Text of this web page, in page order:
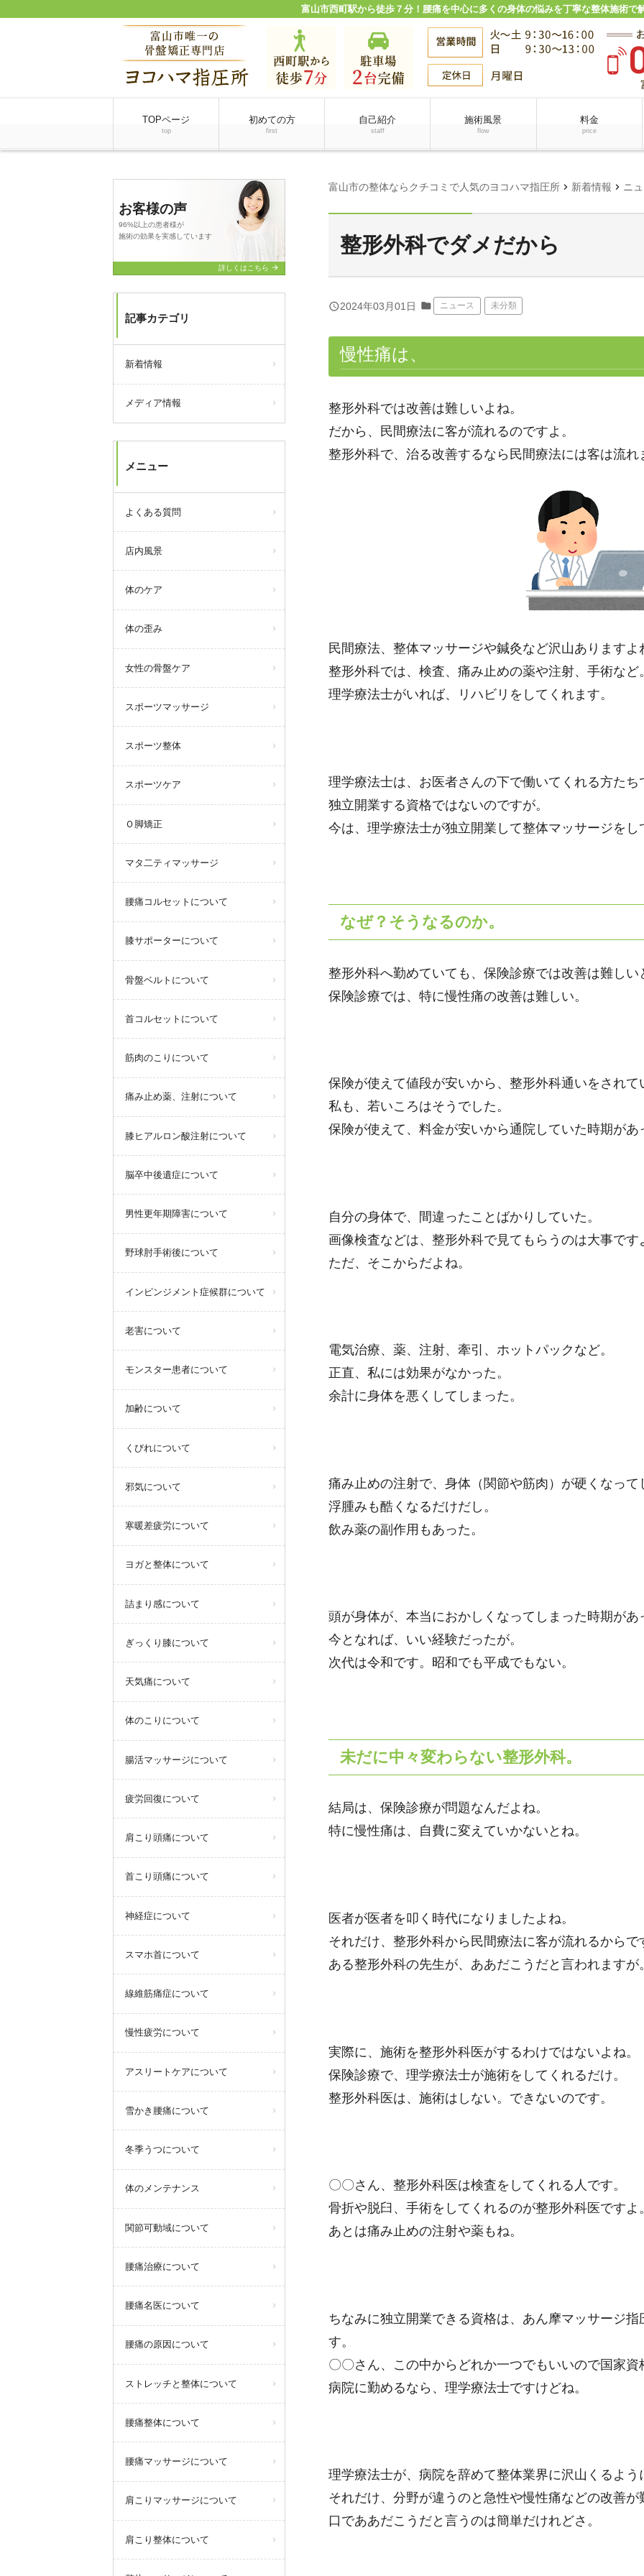
富山市西町駅から徒歩７分！腰痛を中心に多くの身体の悩みを丁寧な整体施術で
TOPページ
top
初めての方
first
自己紹介
staff
施術風景
flow
料金
price
富山市の整体ならクチコミで人気のヨコハマ指圧所 chevron_right 新着情報 chevron_right ニ
整形外科でダメだから
query_builder2024年03月01日 folder ニュース 未分類
慢性痛は、
整形外科では改善は難しいよね。
だから、民間療法に客が流れるのですよ。
整形外科で、治る改善するなら民間療法には客は流れ
民間療法、整体マッサージや鍼灸など沢山ありますよ
整形外科では、検査、痛み止めの薬や注射、手術など
理学療法士がいれば、リハビリをしてくれます。
理学療法士は、お医者さんの下で働いてくれる方たち
独立開業する資格ではないのですが。
今は、理学療法士が独立開業して整体マッサージをし
なぜ？そうなるのか。
整形外科へ勤めていても、保険診療では改善は難し
保険診療では、特に慢性痛の改善は難しい。
保険が使えて値段が安いから、整形外科通いをされて
私も、若いころはそうでした。
保険が使えて、料金が安いから通院していた時期があ
自分の身体で、間違ったことばかりしていた。
画像検査などは、整形外科で見てもらうのは大事です
ただ、そこからだよね。
電気治療、薬、注射、牽引、ホットパックなど。
正直、私には効果がなかった。
余計に身体を悪くしてしまった。
痛み止めの注射で、身体（関節や筋肉）が硬くなって
浮腫みも酷くなるだけだし。
飲み薬の副作用もあった。
頭が身体が、本当におかしくなってしまった時期があ
今となれば、いい経験だったが。
次代は令和です。昭和でも平成でもない。
未だに中々変わらない整形外科。
結局は、保険診療が問題なんだよね。
特に慢性痛は、自費に変えていかないとね。
医者が医者を叩く時代になりましたよね。
それだけ、整形外科から民間療法に客が流れるからで
ある整形外科の先生が、ああだこうだと言われますが
実際に、施術を整形外科医がするわけではないよね。
保険診療で、理学療法士が施術をしてくれるだけ。
整形外科医は、施術はしない。できないのです。
〇〇さん、整形外科医は検査をしてくれる人です。
骨折や脱臼、手術をしてくれるのが整形外科医ですよ
あとは痛み止めの注射や薬もね。
ちなみに独立開業できる資格は、あん摩マッサージ
す。
〇〇さん、この中からどれか一つでもいいので国家
病院に勤めるなら、理学療法士ですけどね。
理学療法士が、病院を辞めて整体業界に沢山くるよう
それだけ、分野が違うのと急性や慢性痛などの改善
口でああだこうだと言うのは簡単だけれどさ。
お客様の声
96%以上の患者様が
施術の効果を実感しています
詳しくはこちら arrow_forward
記事カテゴリ
新着情報
メディア情報
メニュー
よくある質問
店内風景
体のケア
体の歪み
女性の骨盤ケア
スポーツマッサージ
スポーツ整体
スポーツケア
Ｏ脚矯正
マタ二ティマッサージ
腰痛コルセットについて
膝サポーターについて
骨盤ベルトについて
首コルセットについて
筋肉のこりについて
痛み止め薬、注射について
膝ヒアルロン酸注射について
脳卒中後遺症について
男性更年期障害について
野球肘手術後について
インピンジメント症候群について
老害について
モンスター患者について
加齢について
くびれについて
邪気について
寒暖差疲労について
ヨガと整体について
詰まり感について
ぎっくり膝について
天気痛について
体のこりについて
腸活マッサージについて
疲労回復について
肩こり頭痛について
首こり頭痛について
神経症について
スマホ首について
線維筋痛症について
慢性疲労について
アスリートケアについて
雪かき腰痛について
冬季うつについて
体のメンテナンス
関節可動域について
腰痛治療について
腰痛名医について
腰痛の原因について
ストレッチと整体について
腰痛整体について
腰痛マッサージについて
肩こりマッサージについて
肩こり整体について